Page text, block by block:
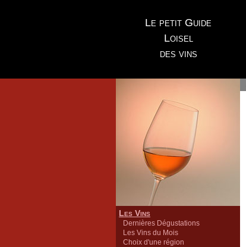
Le petit Guide
Loisel
des vins
Les Vins
Dernières Dégustations
Les Vins du Mois
Choix d'une région